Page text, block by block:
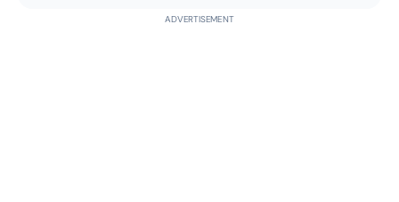
ADVERTISEMENT